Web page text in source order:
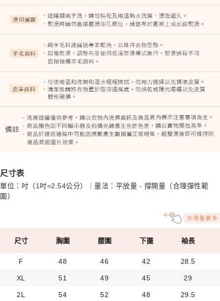
尺寸表
單位：吋（1吋=2.54公分）｜量法：平放量 - 撐開量（合理彈性範
圍）
尺寸 胸圍 腰圍 下擺 袖長
F 48 46 42 28.5
XL 51 49 45 29
2L 54 52 48 29.5